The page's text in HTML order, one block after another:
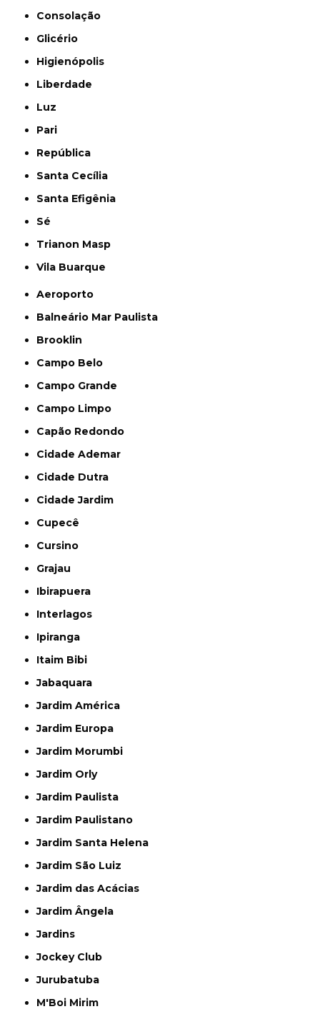
Consolação
Glicério
Higienópolis
Liberdade
Luz
Pari
República
Santa Cecília
Santa Efigênia
Sé
Trianon Masp
Vila Buarque
Aeroporto
Balneário Mar Paulista
Brooklin
Campo Belo
Campo Grande
Campo Limpo
Capão Redondo
Cidade Ademar
Cidade Dutra
Cidade Jardim
Cupecê
Cursino
Grajau
Ibirapuera
Interlagos
Ipiranga
Itaim Bibi
Jabaquara
Jardim América
Jardim Europa
Jardim Morumbi
Jardim Orly
Jardim Paulista
Jardim Paulistano
Jardim Santa Helena
Jardim São Luiz
Jardim das Acácias
Jardim Ângela
Jardins
Jockey Club
Jurubatuba
M'Boi Mirim